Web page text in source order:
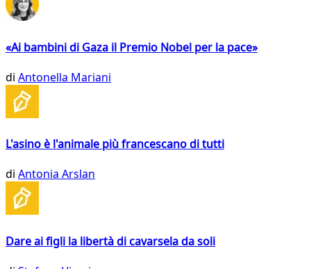
«Ai bambini di Gaza il Premio Nobel per la pace»
di Antonella Mariani
L'asino è l'animale più francescano di tutti
di Antonia Arslan
Dare ai figli la libertà di cavarsela da soli